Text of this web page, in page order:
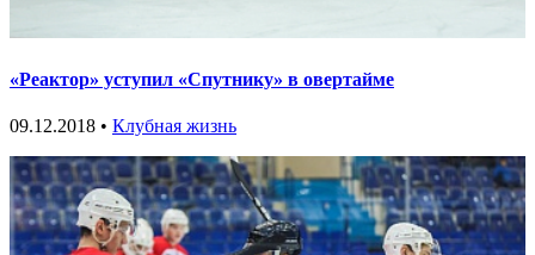
«Реактор» уступил «Спутнику» в овертайме
09.12.2018 • Клубная жизнь